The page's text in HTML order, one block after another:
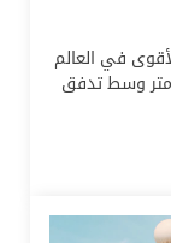
في العالم
عبر قناة مائية، مع تجربة السقوط لمسافة 15 متر وسط تدفق